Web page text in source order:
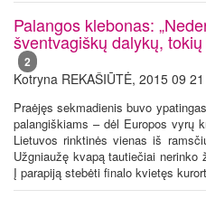
Palangos klebonas:
šventvagiškų dalykų,
2
Kotryna REKAŠIŪTĖ, 2015 09
Praėjęs sekmadienis buvo
palangiškiams – dėl Europos vyrų
Lietuvos rinktinės vienas iš
Užgniaužę kvapą tautiečiai
Į parapiją stebėti finalo kvietęs